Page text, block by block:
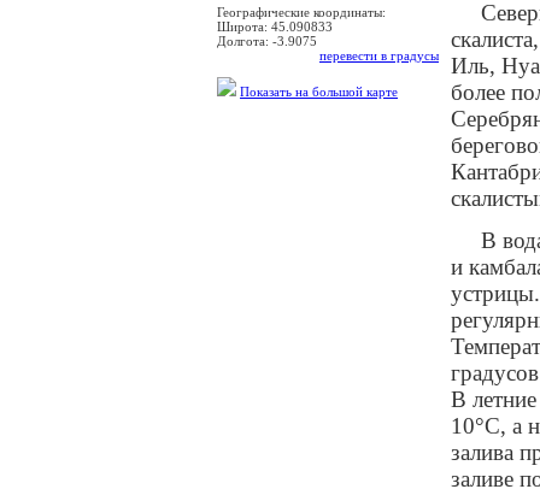
Географические координаты:
Широта: 45.090833
Долгота: -3.9075
перевести в градусы
Показать на большой карте
Иль,
более
В
и
В летние
10°С, а
залива
заливе